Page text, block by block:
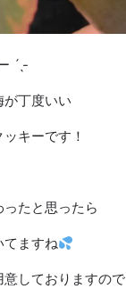
ˊˎ-
丁度いい
キーです！
たと思ったら
てますね
しておりますので